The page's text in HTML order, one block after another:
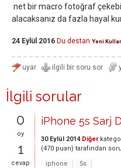
net bir macro fotoğraf
alacaksanız da fazla hayal
24 Eylül 2016 Du destan Yeni
İlgili sorular
0
oy
1
cevap
iPhone 5s Sarj
30 Eylül 2014 Diğer
(470 puan) tarafından
iphone
5s